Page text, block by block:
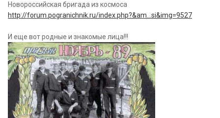
Новороссийская бригада из космоса
http://forum.pogranichnik.ru/index.php?&am...si&img=9527
И еще вот родные и знакомые лица!!!